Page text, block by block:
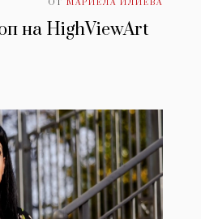
ОТМАРИЕЛА ИЛИЕВА
на HighViewArt